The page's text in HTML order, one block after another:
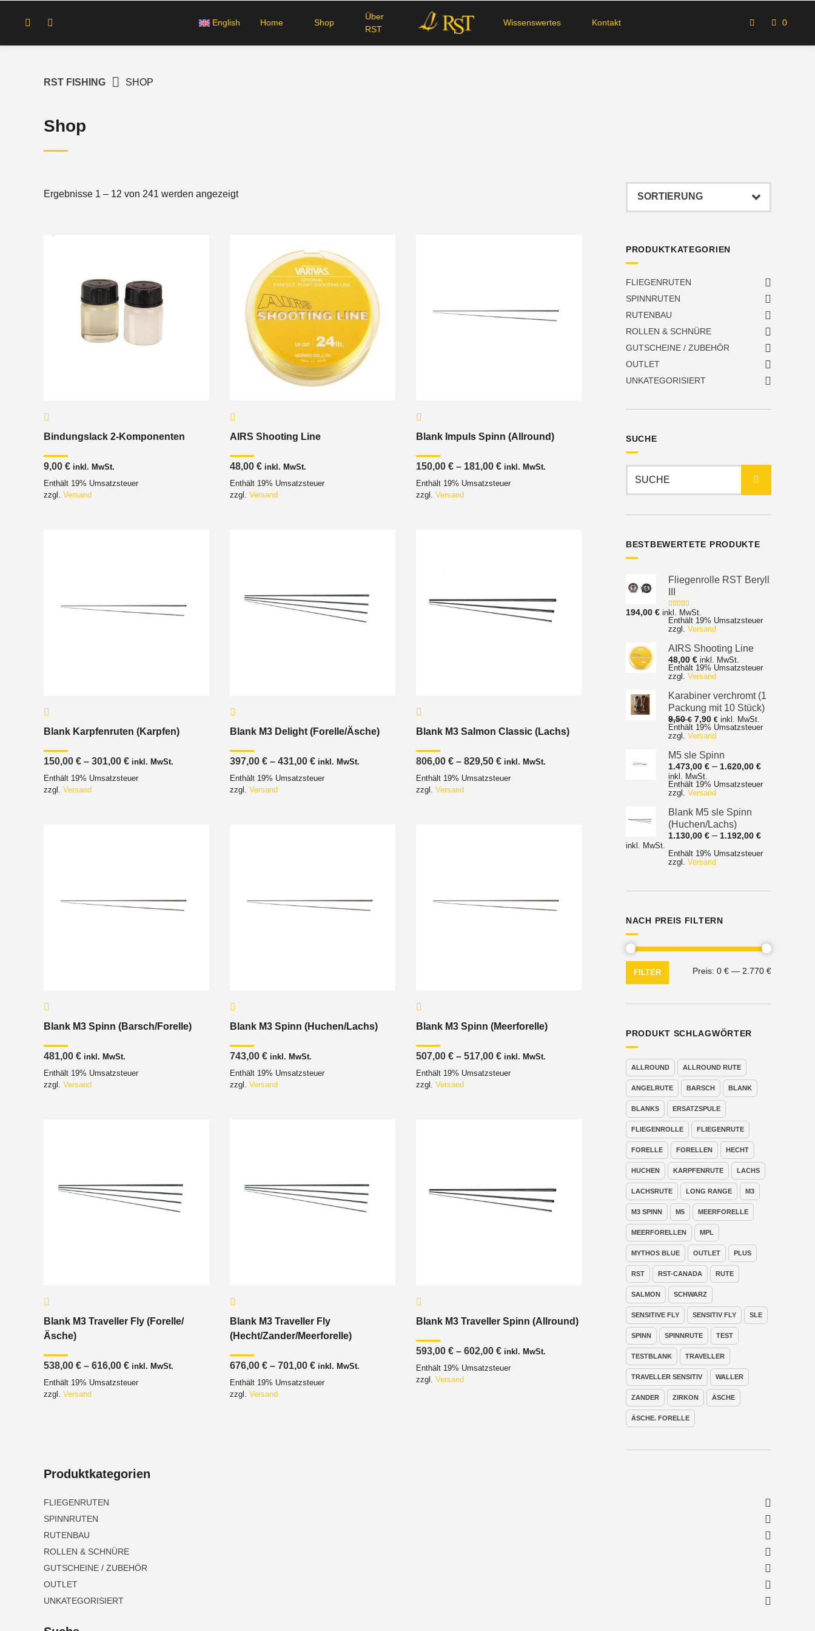
English Home Shop
Über
RST
Wissenswertes Kontakt 0
RST FISHING SHOP
Shop
Ergebnisse 1 – 12 von 241 werden angezeigt
Bindungslack 2-Komponenten
9,00 € inkl. MwSt.
Enthält 19% Umsatzsteuer
zzgl. Versand
AIRS Shooting Line
48,00 € inkl. MwSt.
Enthält 19% Umsatzsteuer
zzgl. Versand
Blank Impuls Spinn (Allround)
150,00 € – 181,00 €Preisspanne:
bis
inkl. MwSt.
Enthält 19% Umsatzsteuer
zzgl. Versand
Blank Karpfenruten (Karpfen)
150,00 € – 301,00 €Preisspanne:
bis
inkl. MwSt.
Enthält 19% Umsatzsteuer
zzgl. Versand
Blank M3 Delight (Forelle/Äsche)
397,00 € – 431,00 €Preisspanne:
bis
inkl. MwSt.
Enthält 19% Umsatzsteuer
zzgl. Versand
Blank M3 Salmon Classic (Lachs)
806,00 € – 829,50 €Preisspanne:
bis
inkl. MwSt.
Enthält 19% Umsatzsteuer
zzgl. Versand
Blank M3 Spinn (Barsch/Forelle)
481,00 € inkl. MwSt.
Enthält 19% Umsatzsteuer
zzgl. Versand
Blank M3 Spinn (Huchen/Lachs)
743,00 € inkl. MwSt.
Enthält 19% Umsatzsteuer
zzgl. Versand
Blank M3 Spinn (Meerforelle)
507,00 € – 517,00 €Preisspanne:
bis
inkl. MwSt.
Enthält 19% Umsatzsteuer
zzgl. Versand
Blank M3 Traveller Fly (Forelle/
Äsche)
538,00 € – 616,00 €Preisspanne:
bis
inkl. MwSt.
Enthält 19% Umsatzsteuer
zzgl. Versand
Blank M3 Traveller Fly
(Hecht/Zander/Meerforelle)
676,00 € – 701,00 €Preisspanne:
bis
inkl. MwSt.
Enthält 19% Umsatzsteuer
zzgl. Versand
Blank M3 Traveller Spinn (Allround)
593,00 € – 602,00 €Preisspanne:
bis
inkl. MwSt.
Enthält 19% Umsatzsteuer
zzgl. Versand
PRODUKTKATEGORIEN
FLIEGENRUTEN
SPINNRUTEN
RUTENBAU
ROLLEN & SCHNÜRE
GUTSCHEINE / ZUBEHÖR
OUTLET
UNKATEGORISIERT
SUCHE
nach:
BESTBEWERTETE PRODUKTE
Fliegenrolle RST Beryll
Bewertet mit
5.00von 5
194,00 € inkl. MwSt.
Enthält 19% Umsatzsteuer
zzgl. Versand
AIRS Shooting Line
48,00 € inkl. MwSt.
Enthält 19% Umsatzsteuer
zzgl. Versand
Karabiner verchromt (1
Packung mit 10 Stück)
9,50€ Ursprünglicher
Preis
war:
7,90 €Aktueller
Preis
inkl. MwSt.
Enthält 19% Umsatzsteuer
zzgl. Versand
M5 sle Spinn
1.473,00 € – 1.620,00 €
bis
inkl. MwSt.
Enthält 19% Umsatzsteuer
zzgl. Versand
Blank M5 sle Spinn
(Huchen/Lachs)
1.130,00 € – 1.192,00 €
bis
inkl. MwSt.
Enthält 19% Umsatzsteuer
zzgl. Versand
NACH PREIS FILTERN
Min.
Max.
FILTER Preis: 0 €— 2.770 €
PRODUKT SCHLAGWÖRTER
ALLROUND ALLROUND RUTE
ANGELRUTE BARSCH BLANK
BLANKS ERSATZSPULE
FLIEGENROLLE FLIEGENRUTE
FORELLE FORELLEN HECHT
HUCHEN KARPFENRUTE LACHS
LACHSRUTE LONG RANGE M3
M3 SPINN M5 MEERFORELLE
MEERFORELLEN MPL
MYTHOS BLUE OUTLET PLUS
RST RST-CANADA RUTE
SALMON SCHWARZ
SENSITIVE FLY SENSITIV FLY SLE
SPINN SPINNRUTE TEST
TESTBLANK TRAVELLER
TRAVELLER SENSITIV WALLER
ZANDER ZIRKON ÄSCHE
ÄSCHE. FORELLE
Produktkategorien
FLIEGENRUTEN
SPINNRUTEN
RUTENBAU
ROLLEN & SCHNÜRE
GUTSCHEINE / ZUBEHÖR
OUTLET
UNKATEGORISIERT